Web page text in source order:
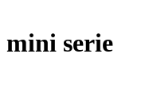
mini serie